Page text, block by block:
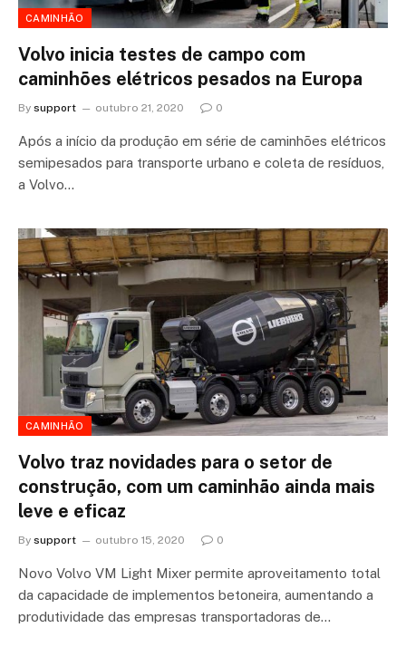
CAMINHÃO
Volvo inicia testes de campo com
caminhões elétricos pesados na Europa
By support outubro 21, 2020 0
Após a início da produção em série de caminhões elétricos
semipesados para transporte urbano e coleta de resíduos,
a Volvo…
CAMINHÃO
Volvo traz novidades para o setor de
construção, com um caminhão ainda mais
leve e eficaz
By support outubro 15, 2020 0
Novo Volvo VM Light Mixer permite aproveitamento total
da capacidade de implementos betoneira, aumentando a
produtividade das empresas transportadoras de…